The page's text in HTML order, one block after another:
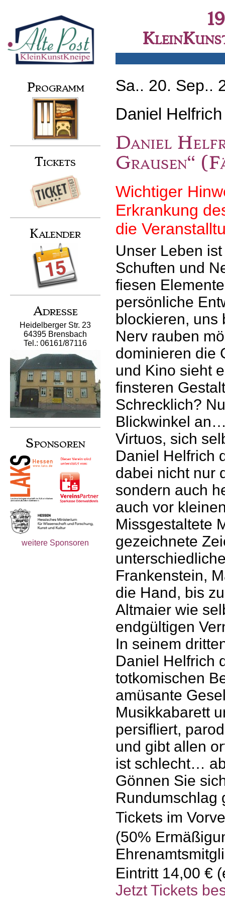
Secondary menu
Sa.. 20. Sep..
Daniel Helfrich
Daniel
Grausen“
Wichtiger
Erkrankung
die
Unser Leben
Schuften und
fiesen
persönliche
blockieren, uns
Nerv rauben
dominieren die
und Kino sieht
finsteren
Schrecklich?
Blickwinkel
Virtuos, sich
Daniel Helfrich
dabei nicht nur
sondern auch
auch vor
Missgestaltete
gezeichnete
Frankenstein,
die Hand, bis
Altmaier wie
endgültigen
In seinem
Daniel Helfrich
totkomischen
amüsante
Musikkabarett
persifliert,
und gibt allen
ist schlecht…
Gönnen Sie
Rundumschlag
Tickets im
(50%
Eintritt 14,00 €
Jetzt Tickets
Programm
Tickets
Kalender
Adresse
Heidelberger Str. 23
64395 Brensbach
Tel.: 06161/87116
Sponsoren
weitere Sponsoren